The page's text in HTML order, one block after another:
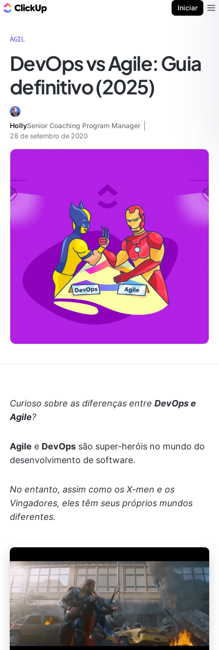
Iniciar
ÁGIL
DevOps vs Agile: Guia
definitivo (2025)
HollySenior Coaching Program Manager
28 de setembro de 2020
Curioso sobre as diferenças entre DevOps e
Agile?
Agile e DevOps são super-heróis no mundo do
desenvolvimento de software.
No entanto, assim como os X-men e os
Vingadores, eles têm seus próprios mundos
diferentes.